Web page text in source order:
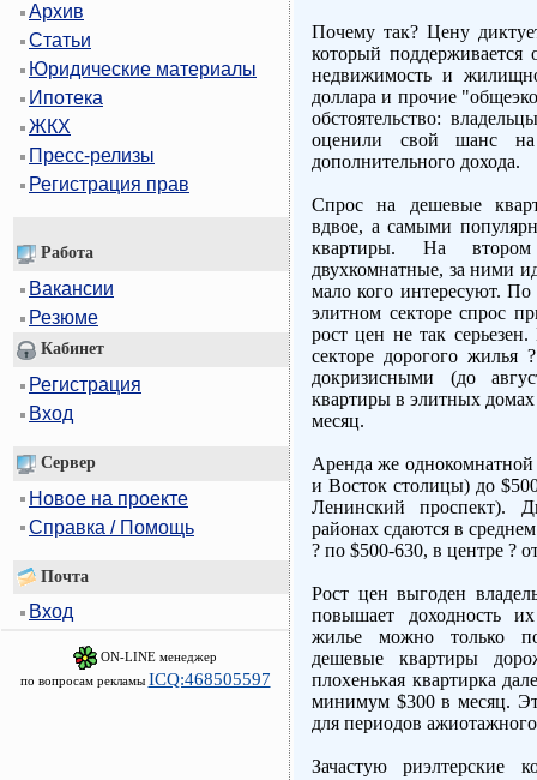
Архив
Статьи
Юридические материалы
Ипотека
ЖКХ
Пресс-релизы
Регистрация прав
Работа
Вакансии
Резюме
Кабинет
Регистрация
Вход
Сервер
Новое на проекте
Справка / Помощь
Почта
Вход
ON-LINE менеджер
по вопросам рекламы ICQ:468505597
Почему так? Цену
который
недвижимость и
доллара и прочие
обстоятельство:
оценили свой шанс на
дополнительного дохода.
Спрос на дешевые
вдвое, а самыми
квартиры. На
двухкомнатные, за ними
мало кого интересуют.
элитном секторе спрос
рост цен не так
секторе дорогого
докризисными (до
квартиры в элитных
месяц.
Аренда же однокомнатной
и Восток столицы) до
Ленинский проспект).
районах сдаются в
? по $500-630, в центре ?
Рост цен выгоден
повышает доходность
жилье можно только
дешевые квартиры
плохенькая квартирка
минимум $300 в месяц.
для периодов
Зачастую риэлтерские